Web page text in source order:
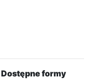
Dostępne formy